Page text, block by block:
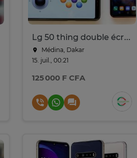
Lg 50 thing double écran 128go ram 6go
Médina, Dakar
15. juil., 00:21
125 000 F CFA